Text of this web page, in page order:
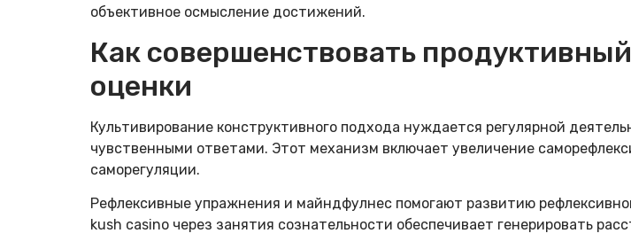
объективное осмысление достижений.
Как совершенствовать
оценки
Культивирование конструктивного подхода нуждается регулярной
чувственными ответами. Этот механизм включает увеличение
саморегуляции.
Рефлексивные упражнения и майндфулнес помогают развитию
kush casino через занятия сознательности обеспечивает генерировать